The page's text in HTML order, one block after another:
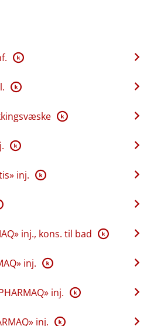
K
K
K
K
inj. K
inj., kons. til bad K
inj. K
inj. K
inj. K